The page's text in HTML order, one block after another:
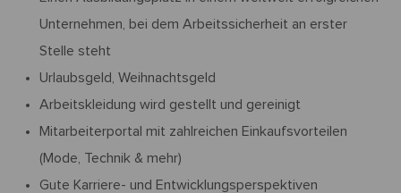
Unternehmen, bei dem Arbeitssicherheit an erster
Stelle steht
Urlaubsgeld, Weihnachtsgeld
Arbeitskleidung wird gestellt und gereinigt
Mitarbeiterportal mit zahlreichen Einkaufsvorteilen
(Mode, Technik & mehr)
Gute Karriere- und Entwicklungsperspektiven